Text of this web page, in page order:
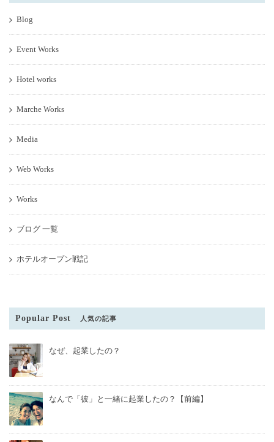
Blog
Event Works
Hotel works
Marche Works
Media
Web Works
Works
ブログ 一覧
ホテルオープン戦記
Popular Post 人気の記事
なぜ、起業したの？
なんで「彼」と一緒に起業したの？【前編】